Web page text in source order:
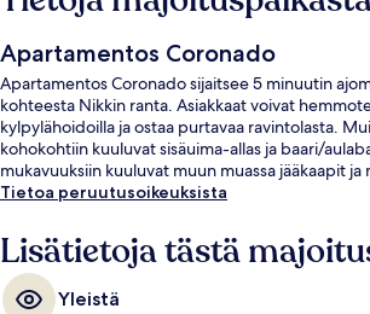
Apartamentos Coronado
Apartamentos Coronado sijaitsee 5 minuutin
kohteesta Nikkin ranta. Asiakkaat voivat
kylpylähoidoilla ja ostaa purtavaa ravintolasta.
kohokohtiin kuuluvat sisäuima-allas ja baari/
mukavuuksiin kuuluvat muun muassa jääkaapit
Tietoa peruutusoikeuksista
Lisätietoja tästä
Yleistä